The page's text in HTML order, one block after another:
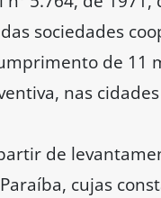
sociedades
de 11
nas cidades
de
cujas